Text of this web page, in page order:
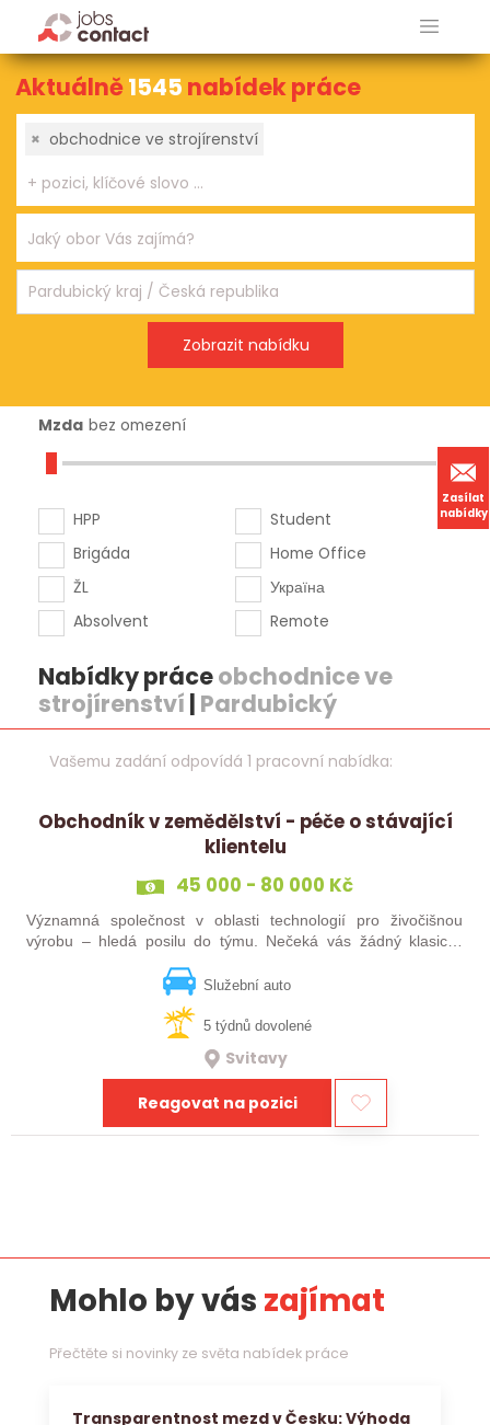
Zasílat
nabídky
Aktuálně1545 nabídek práce
× obchodnice ve strojírenství
Mzda bez omezení
HPP
Brigáda
ŽL
Absolvent
Student
Home Office
Україна
Remote
Nabídky práceobchodnice ve
strojírenství | Pardubický
Vašemu zadání odpovídá 1 pracovní nabídka:
Obchodník v zemědělství - péče o stávající
klientelu
45 000 - 80 000 Kč
Významná společnost v oblasti technologií pro živočišnou
výrobu – hledá posilu do týmu. Nečeká vás žádný klasický
Služební auto
5 týdnů dovolené
Svitavy
Reagovat na pozici
Mohlo by vás zajímat
Přečtěte si novinky ze světa nabídek práce
Transparentnost mezd v Česku: Výhoda